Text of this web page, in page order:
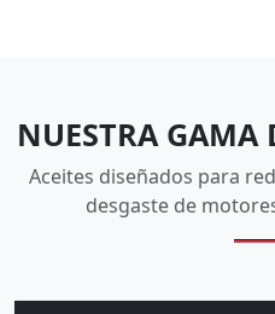
NUESTRA GAMA
Aceites diseñados para
desgaste de